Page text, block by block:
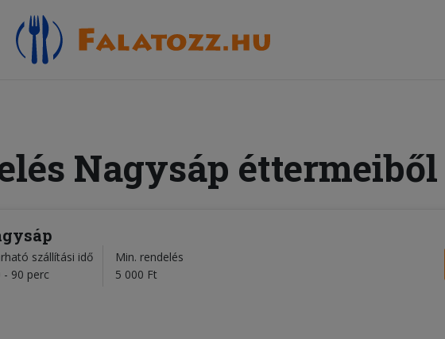
Nagysáp éttermeiből
szállítási idő
- 90 perc
Min. rendelés
5 000 Ft